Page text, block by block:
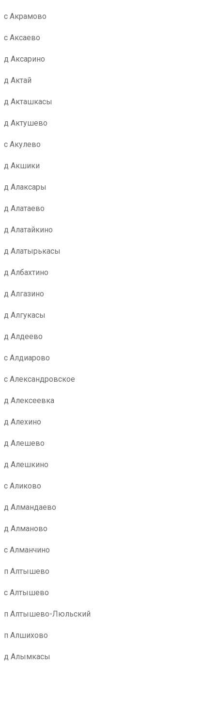
с Акрамово
с Аксаево
д Аксарино
д Актай
д Акташкасы
д Актушево
с Акулево
д Акшики
д Алаксары
д Алатаево
д Алатайкино
д Алатырькасы
д Албахтино
д Алгазино
д Алгукасы
д Алдеево
с Алдиарово
с Александровское
д Алексеевка
д Алехино
д Алешево
д Алешкино
с Аликово
д Алмандаево
д Алманово
с Алманчино
п Алтышево
с Алтышево
п Алтышево-Люльский
п Алшихово
д Алымкасы